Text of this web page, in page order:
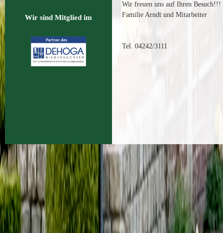
Wir sind Mitglied im
Wir freuen uns auf Ihren Besuch!!!
Familie Arndt und Mitarbeiter
Tel. 04242/3111